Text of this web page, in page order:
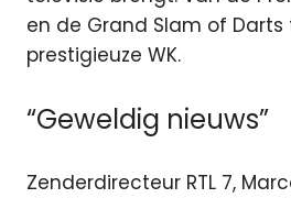
en de Grand Slam of
prestigieuze WK.
“Geweldig nieuws”
Zenderdirecteur RTL 7,